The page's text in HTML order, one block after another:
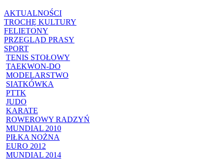
AKTUALNOŚCI
TROCHĘ KULTURY
FELIETONY
PRZEGLĄD PRASY
SPORT
TENIS STOŁOWY
TAEKWON-DO
MODELARSTWO
SIATKÓWKA
PTTK
JUDO
KARATE
ROWEROWY RADZYŃ
MUNDIAL 2010
PIŁKA NOŻNA
EURO 2012
MUNDIAL 2014